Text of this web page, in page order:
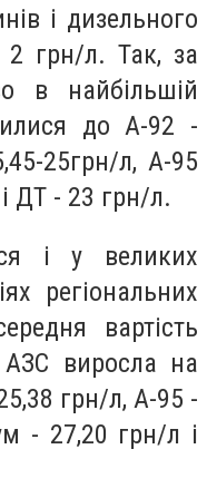
і дизельного
2 грн/л. Так, за
в найбільшій
до А-92 -
25грн/л, А-95
ДТ - 23 грн/л.
і у великих
регіональних
вартість
АЗС виросла на
грн/л, А-95 -
- 27,20 грн/л і